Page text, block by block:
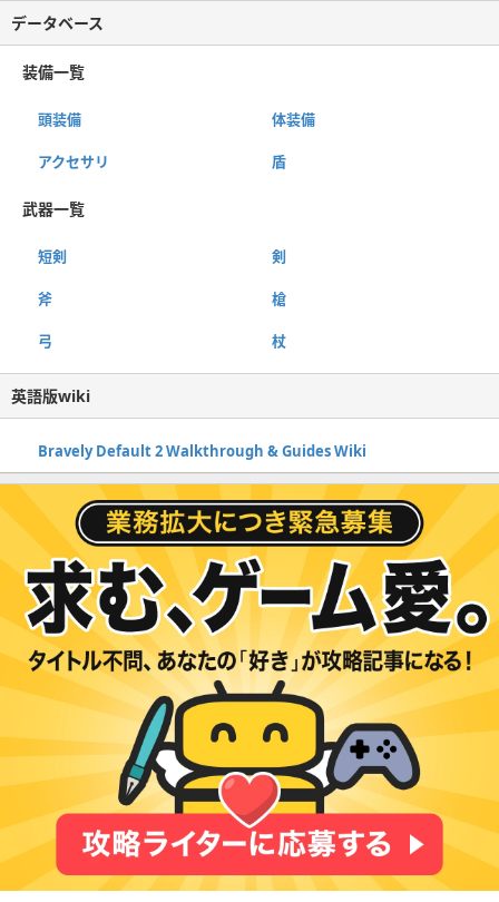
データベース
装備一覧
頭装備 体装備
アクセサリ 盾
武器一覧
短剣 剣
斧 槍
弓 杖
英語版wiki
Bravely Default 2 Walkthrough & Guides Wiki